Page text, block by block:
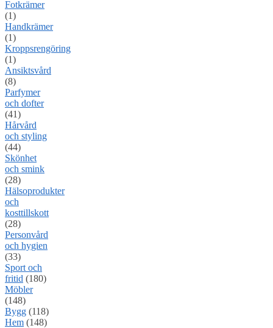
Fotkrämer
(1)
Handkrämer
(1)
Kroppsrengöring
(1)
Ansiktsvård
(8)
Parfymer
och dofter
(41)
Hårvård
och styling
(44)
Skönhet
och smink
(28)
Hälsoprodukter
och
kosttillskott
(28)
Personvård
och hygien
(33)
Sport och
fritid (180)
Möbler
(148)
Bygg (118)
Hem (148)